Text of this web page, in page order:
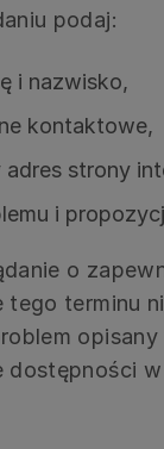
podaj:
i nazwisko,
kontaktowe,
adres strony
i
o
tego terminu
dostępności